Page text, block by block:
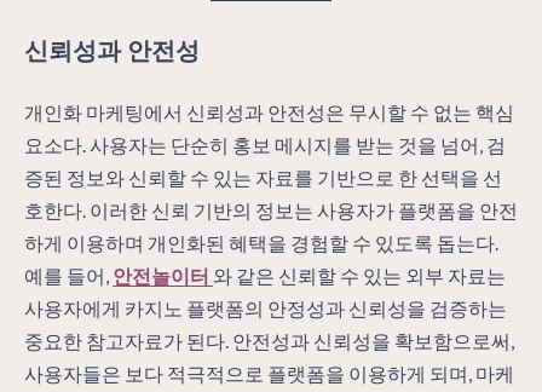
신뢰성과 안전성
개인화 마케팅에서 신뢰성과 안전성은 무시할 수 없는 핵심
요소다. 사용자는 단순히 홍보 메시지를 받는 것을 넘어, 검
증된 정보와 신뢰할 수 있는 자료를 기반으로 한 선택을 선
호한다. 이러한 신뢰 기반의 정보는 사용자가 플랫폼을 안전
하게 이용하며 개인화된 혜택을 경험할 수 있도록 돕는다.
예를 들어, 안전놀이터 와 같은 신뢰할 수 있는 외부 자료는
사용자에게 카지노 플랫폼의 안정성과 신뢰성을 검증하는
중요한 참고자료가 된다. 안전성과 신뢰성을 확보함으로써,
사용자들은 보다 적극적으로 플랫폼을 이용하게 되며, 마케